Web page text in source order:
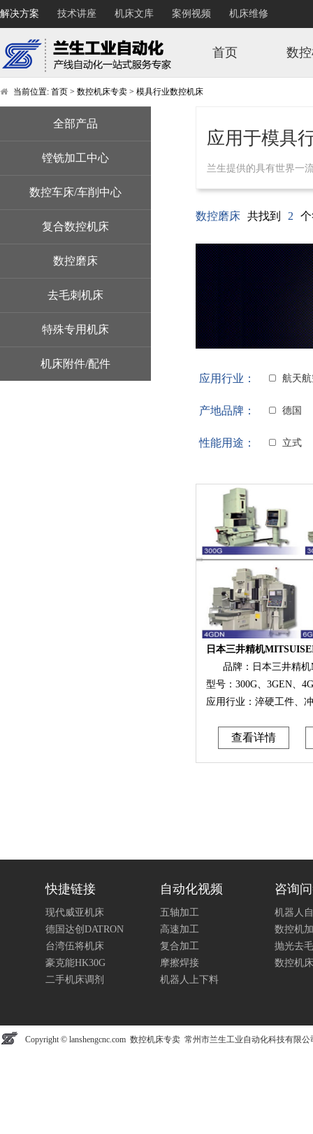
解决方案 技术讲座 机床文库 案例视频 机床维修
首页 数
当前位置: 首页 > 数控机床专卖 > 模具行业数控机床
全部产品
镗铣加工中心
数控车床/车削中心
复合数控机床
数控磨床
去毛刺机床
特殊专用机床
机床附件/配件
应用于模具
兰生提供的具有世界一
数控磨床 共找到 2
应用行业： 航天
产地品牌： 德国
性能用途： 立式
品牌：日本三井精
查看详情
快捷链接
现代威亚机床
德国达创DATRON
台湾伍将机床
豪克能HK30G
二手机床调剂
自动化视频
五轴加工
高速加工
复合加工
摩擦焊接
机器人上下料
咨询
机器人
数控机
抛光去
数控机
Copyright © lanshengcnc.com 数控机床专卖 常州市兰生工业自动化科技有限